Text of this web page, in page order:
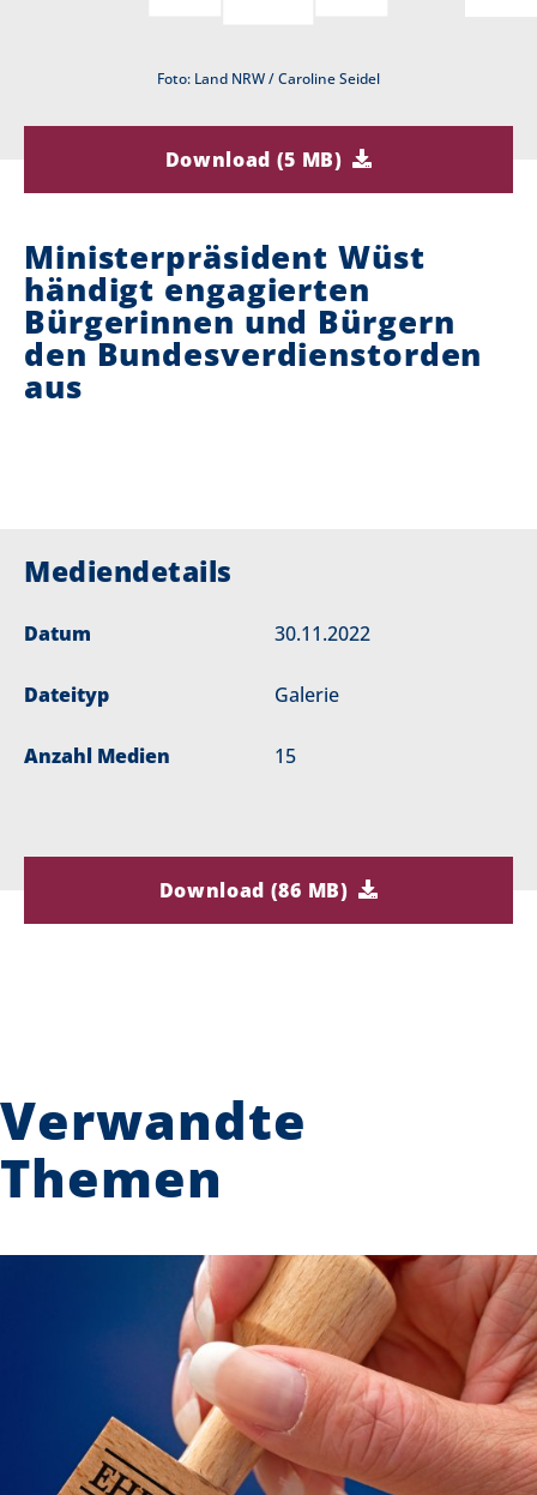
r
Foto: Land NRW / Caroline Seidel
Download (5 MB)
Ministerpräsident Wüst
händigt engagierten
Bürgerinnen und Bürgern
den Bundesverdienstorden
aus
Mediendetails
Datum 30.11.2022
Dateityp Galerie
Anzahl Medien 15
Download (86 MB)
Verwandte
Themen